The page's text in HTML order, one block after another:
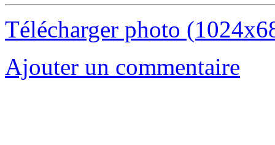
Télécharger photo
Ajouter un commentaire